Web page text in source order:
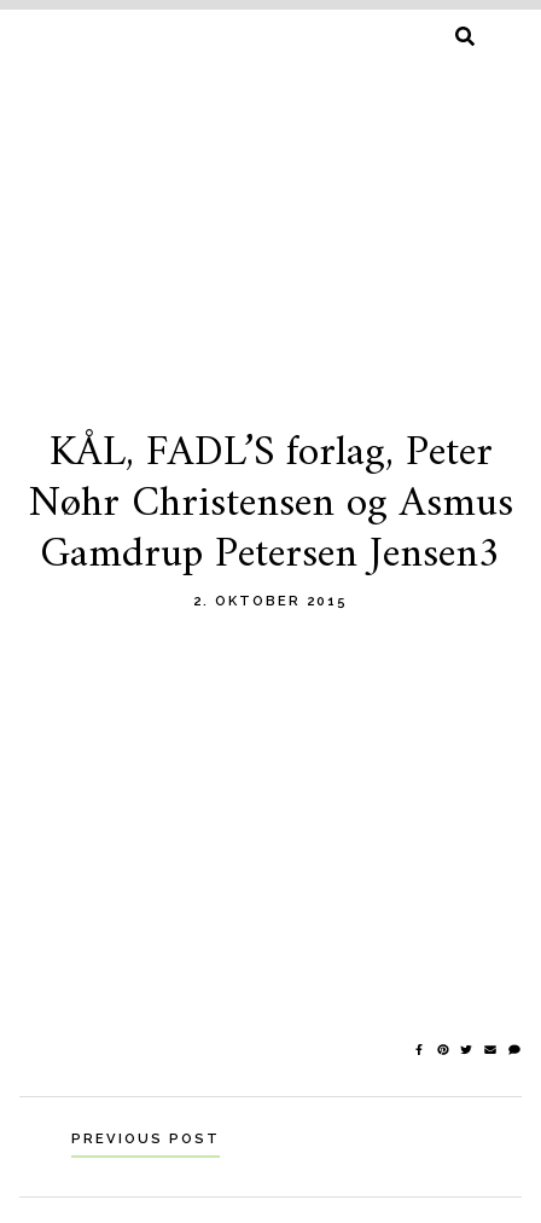
content
KÅL, FADL’S forlag, Peter
Nøhr Christensen og Asmus
Gamdrup Petersen Jensen3
2. OKTOBER 2015
Navigation
til
PREVIOUS POST